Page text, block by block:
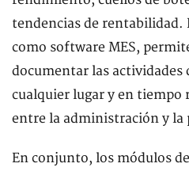
tendencias de
como software MES,
documentar las actividades
cualquier lugar y en tiempo
entre la administración y la
En conjunto, los módulos